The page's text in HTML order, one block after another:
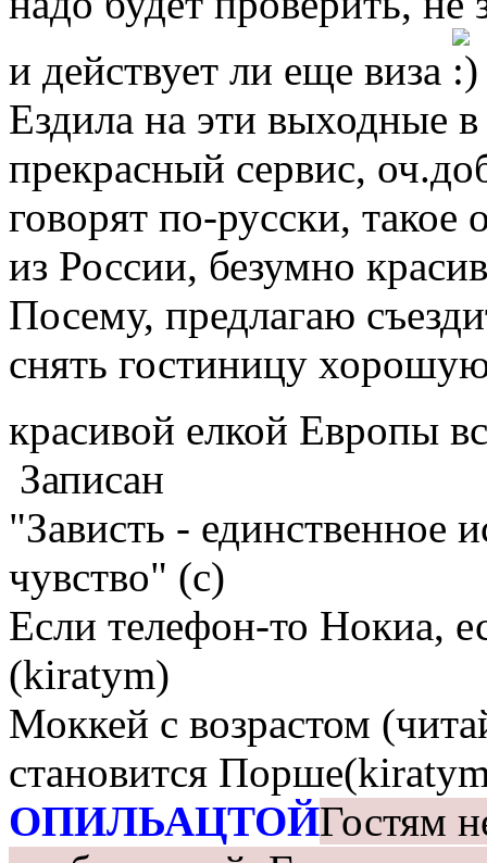
и действует ли еще виза
Ездила на эти выходные
прекрасный сервис,
говорят по-русски,
из России, безумно
Посему, предлагаю
снять гостиницу
красивой елкой Европы
Записан
"Зависть - единственное
чувство" (с)
Если телефон-то Нокиа,
(kiratym)
Моккей с возрастом
становится
ОПИЛЬАЦТОЙГостям